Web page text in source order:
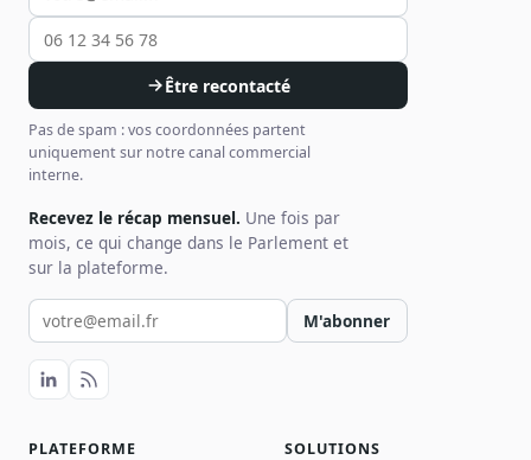
Être recontacté
Pas de spam : vos coordonnées partent
uniquement sur notre canal commercial
interne.
Recevez le récap mensuel. Une fois par
mois, ce qui change dans le Parlement et
sur la plateforme.
Votre email pour la newsletter
M'abonner
PLATEFORME SOLUTIONS